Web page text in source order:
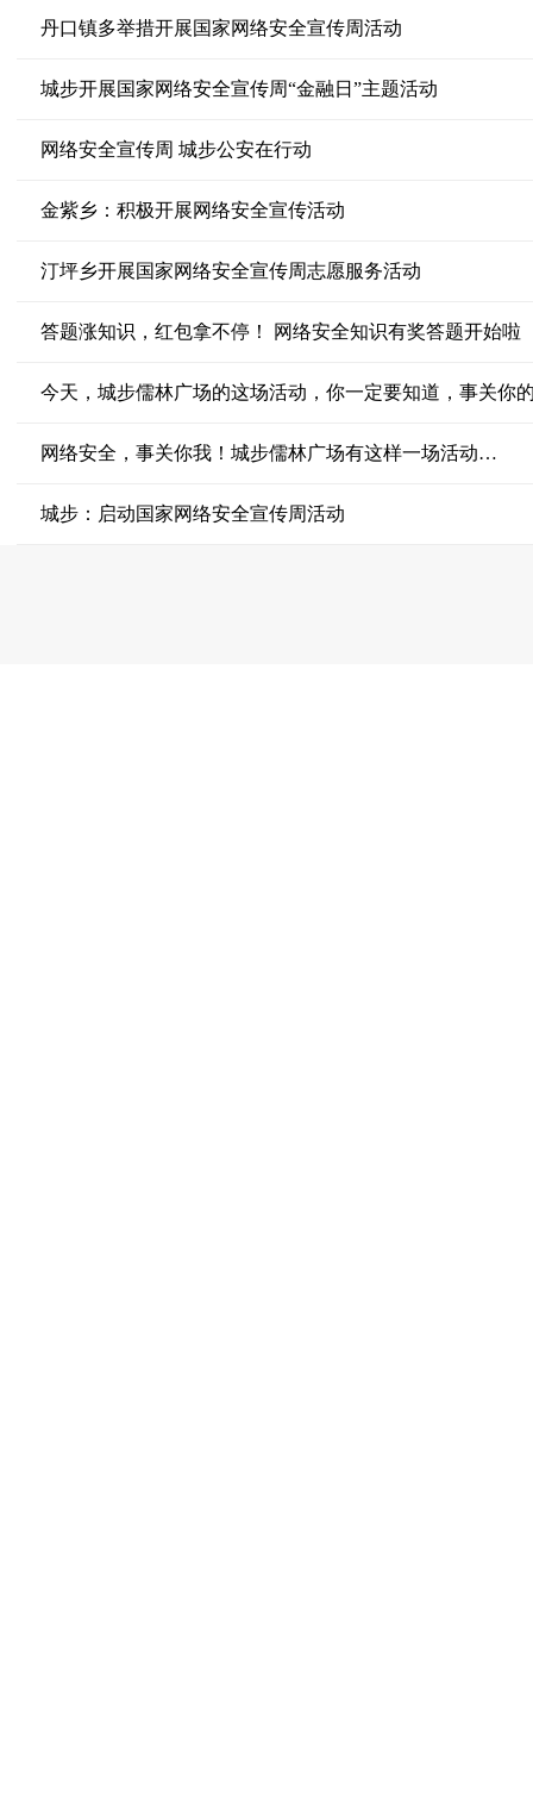
丹口镇多举措开展国家网络安全宣传周活动
城步开展国家网络安全宣传周“金融日”主题活动
网络安全宣传周 城步公安在行动
金紫乡：积极开展网络安全宣传活动
汀坪乡开展国家网络安全宣传周志愿服务活动
答题涨知识，红包拿不停！ 网络安全知识有奖答题开始啦
今天，城步儒林广场的这场活动，你一定要知道，事关你
网络安全，事关你我！城步儒林广场有这样一场活动…
城步：启动国家网络安全宣传周活动